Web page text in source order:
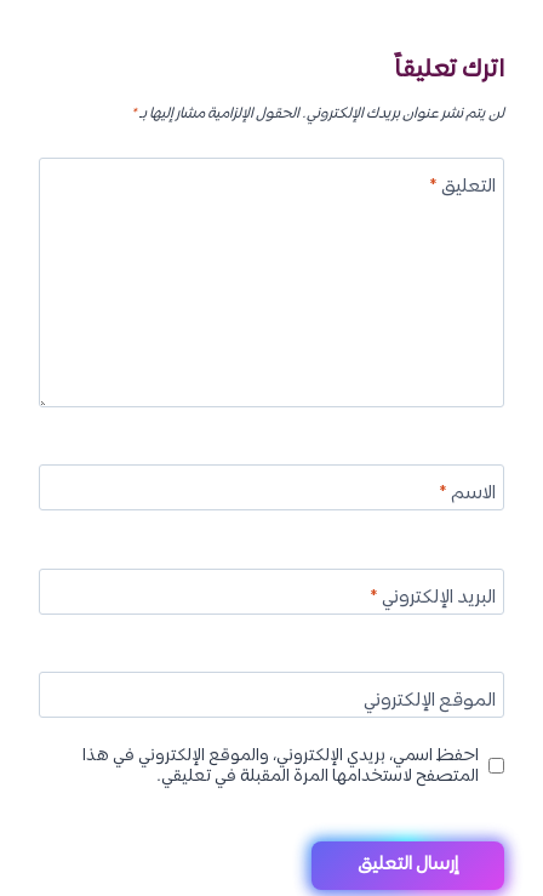
اترك تعليقاً
لن يتم نشر عنوان بريدك الإلكتروني.الحقول الإلزامية مشار إليها بـ*
التعليق*
الاسم*
البريد الإلكتروني*
الموقع الإلكتروني
احفظ اسمي، بريدي الإلكتروني، والموقع الإلكتروني في هذا
المتصفح لاستخدامها المرة المقبلة في تعليقي.